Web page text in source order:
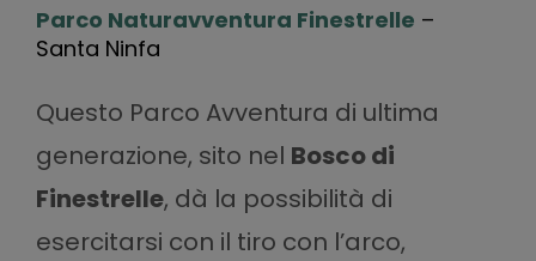
Parco Naturavventura Finestrelle –
Santa Ninfa
Questo Parco Avventura di ultima
generazione, sito nel Bosco di
Finestrelle, dà la possibilità di
esercitarsi con il tiro con l’arco,